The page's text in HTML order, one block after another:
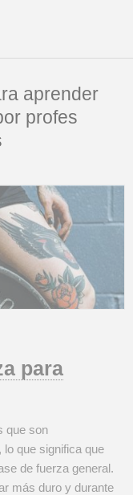
aprender
profes
para
que son
lo que significa que
de fuerza general.
más duro y durante